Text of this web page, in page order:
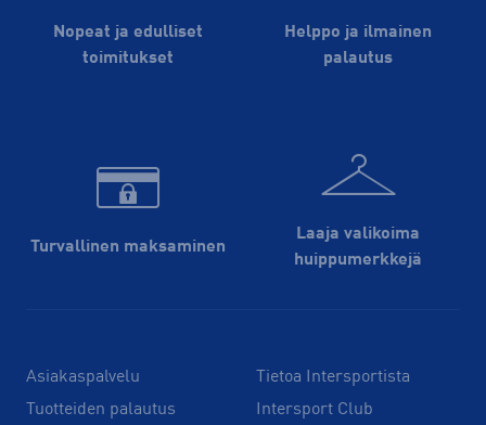
Nopeat ja edulliset
toimitukset
Helppo ja ilmainen
palautus
Turvallinen maksaminen
Laaja valikoima
huippu­merkkejä
Asiakaspalvelu
Tuotteiden palautus
Tietoa Intersportista
Intersport Club